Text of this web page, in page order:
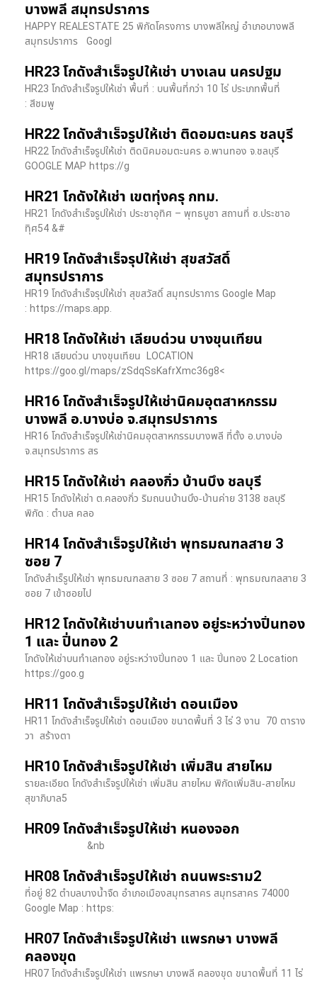
บางพลี สมุทรปราการ
HAPPY REALESTATE 25 พิกัดโครงการ บางพลีใหญ่ อำเภอบางพลี
สมุทรปราการ Googl
HR23 โกดังสำเร็จรูปให้เช่า บางเลน นครปฐม
HR23 โกดังสำเร็จรูปให้เช่า พื้นที่ : บนพื้นที่กว่า 10 ไร่ ประเภทพื้นที่
: สีชมพู
HR22 โกดังสำเร็จรูปให้เช่า ติดอมตะนคร ชลบุรี
HR22 โกดังสำเร็จรูปให้เช่า ติดนิคมอมตะนคร อ.พานทอง จ.ชลบุรี
GOOGLE MAP https://g
HR21 โกดังให้เช่า เขตทุ่งครุ กทม.
HR21 โกดังสำเร็จรูปให้เช่า ประชาอุทิศ – พุทธบูชา สถานที่ ซ.ประชาอ
ทุิศ54 &#
HR19 โกดังสำเร็จรุปให้เช่า สุขสวัสดิ์
สมุทรปราการ
HR19 โกดังสำเร็จรุปให้เช่า สุขสวัสดิ์ สมุทรปราการ Google Map
: https://maps.app.
HR18 โกดังให้เช่า เลียบด่วน บางขุนเทียน
HR18 เลียบด่วน​ บางขุนเทียน​ LOCATION
https://goo.gl/maps/zSdqSsKafrXmc36g8<
HR16 โกดังสำเร็จรูปให้เช่านิคมอุตสาหกรรม
บางพลี อ.บางบ่อ จ.สมุทรปราการ
HR16 โกดังสำเร็จรูปให้เช่านิคมอุตสาหกรรมบางพลี ที่ตั้ง อ.บางบ่อ
จ.สมุทรปราการ สร
HR15 โกดังให้เช่า คลองกิ่ว บ้านบึง ชลบุรี
HR15 โกดังให้เช่า ต.คลองกิ่ว ริมถนนบ้านบึง-บ้านค่าย 3138 ชลบุรี
พิกัด : ตำบล คลอ
HR14 โกดังสำเร็จรูปให้เช่า พุทธมณฑลสาย 3
ซอย 7
โกดังสำเร็รูปให้เช่า พุทธมณฑลสาย 3 ซอย 7 สถานที่ : พุทธมณฑลสาย 3
ซอย 7 เข้าซอยไป
HR12 โกดังให้เช่าบนทำเลทอง อยู่ระหว่างปิ่นทอง
1 และ ปิ่นทอง 2
โกดังให้เช่าบนทำเลทอง อยู่ระหว่างปิ่นทอง 1 และ ปิ่นทอง 2 Location
https://goo.g
HR11 โกดังสำเร็จรูปให้เช่า ดอนเมือง
HR11 โกดังสำเร็จรูปให้เช่า ดอนเมือง ขนาดพื้นที่ 3 ไร่ 3 งาน 70 ตาราง
วา สร้างตา
HR10 โกดังสำเร็จรูปให้เช่า เพิ่มสิน สายไหม
รายละเอียด โกดังสำเร็จรูปให้เช่า เพิ่มสิน สายไหม พิกัดเพิ่มสิน-สายไหม
สุขาภิบาล5
HR09 โกดังสำเร็จรูปให้เช่า หนองจอก
&nb
HR08 โกดังสำเร็จรูปให้เช่า ถนนพระราม2
ที่อยู่ 82 ตำบลบางน้ำจืด อำเภอเมืองสมุทรสาคร สมุทรสาคร 74000
Google Map : https:
HR07 โกดังสำเร็จรูปให้เช่า แพรกษา บางพลี​
คลองขุด
HR07 โกดังสำเร็จรูปให้เช่า แพรกษา บางพลี​ คลองขุด ขนาดพื้นที่ 11 ไร่